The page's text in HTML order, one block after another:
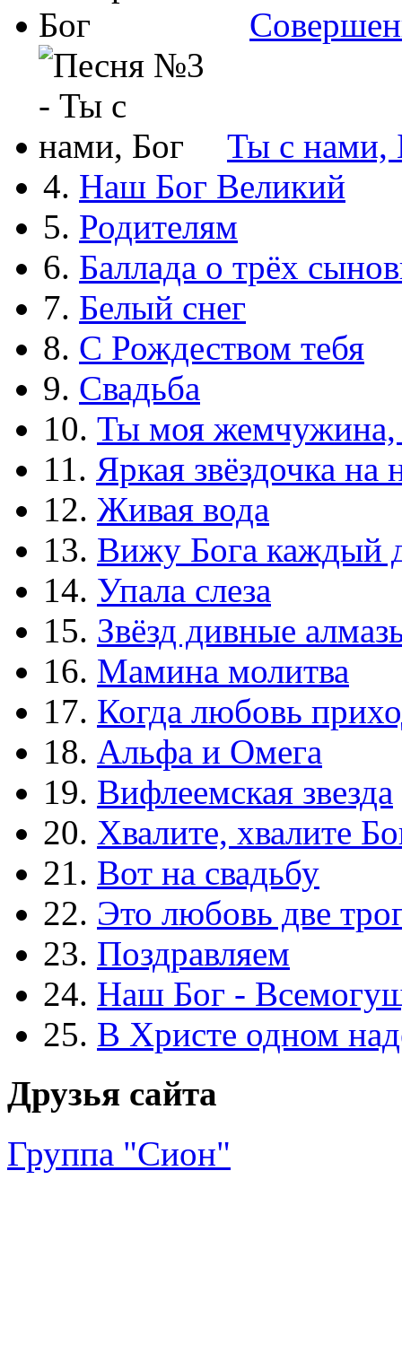
Ты с нами,
4. Наш Бог Великий
5. Родителям
6. Баллада о трёх
7. Белый снег
8. С Рождеством тебя
9. Свадьба
10. Ты моя жемчужина,
11. Яркая звёздочка на
12. Живая вода
13. Вижу Бога каждый
14. Упала слеза
15. Звёзд дивные
16. Мамина молитва
17. Когда любовь
18. Альфа и Омега
19. Вифлеемская звезда
20. Хвалите, хвалите
21. Вот на свадьбу
22. Это любовь две
23. Поздравляем
24. Наш Бог -
25. В Христе одном
Друзья сайта
Группа "Сион"